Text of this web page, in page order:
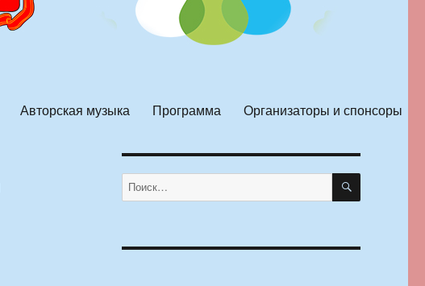
Авторская музыка Программа Организаторы и спонсоры
Искать: ПОИСК